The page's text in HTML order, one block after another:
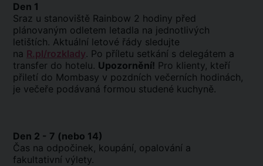
Den 1
Sraz u stanoviště Rainbow 2 hodiny před
plánovaným odletem letadla na jednotlivých
letištích. Aktuální letové řády sledujte
na R.pl/rozklady. Po příletu setkání s delegátem a
transfer do hotelu. Upozornění! Pro klienty, kteří
přiletí do Mombasy v pozdních večerních hodinách,
je večeře podávaná formou studené kuchyně.
Den 2 - 7 (nebo 14)
Čas na odpočinek, koupání, opalování a
fakultativní výlety.